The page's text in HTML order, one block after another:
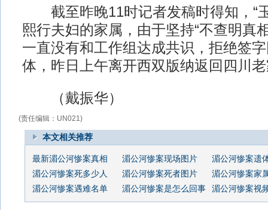
截至昨晚11时记者发稿时得知，“
熙行夫妇的家属，由于坚持“不查明真
一直没有和工作组达成共识，拒绝签
体，昨日上午离开西双版纳返回四川
（戴振华）
(责任编辑：UN021)
本文相关推荐
最新湄公河惨案真相 湄公河惨案现场图片
湄公河惨案遗
湄公河惨案死多少人
湄公河惨案死者图片
湄公河惨案家
湄公河惨案遇难名单
湄公河惨案是怎么回事 湄公河惨案视